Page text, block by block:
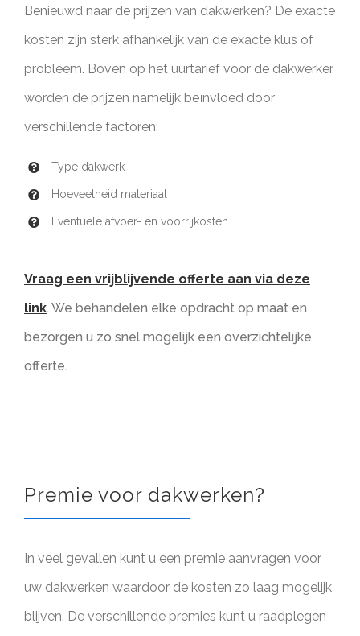
Benieuwd naar de prijzen van dakwerken? De exacte
kosten zijn sterk afhankelijk van de exacte klus of
probleem. Boven op het uurtarief voor de dakwerker,
worden de prijzen namelijk beïnvloed door
verschillende factoren:
Type dakwerk
Hoeveelheid materiaal
Eventuele afvoer- en voorrijkosten
Vraag een vrijblijvende offerte aan via deze
link. We behandelen elke opdracht op maat en
bezorgen u zo snel mogelijk een overzichtelijke
offerte.
Premie voor dakwerken?
In veel gevallen kunt u een premie aanvragen voor
uw dakwerken waardoor de kosten zo laag mogelijk
blijven. De verschillende premies kunt u raadplegen